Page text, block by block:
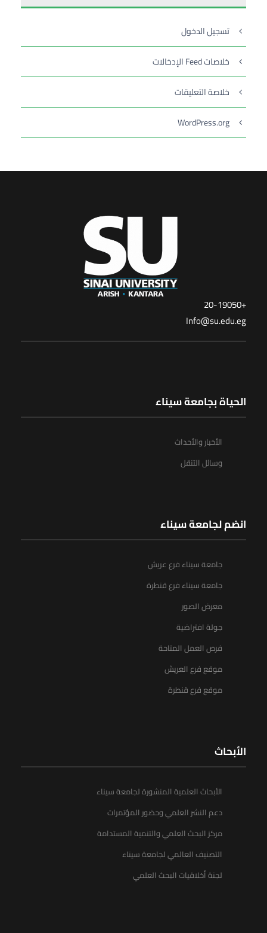
تسجيل الدخول
خلاصات Feed الإدخالات
خلاصة التعليقات
WordPress.org
+20-19050
Info@su.edu.eg
الحياة بجامعة سيناء
الأخبار والأحداث
وسائل التنقل
انضم لجامعة سيناء
جامعة سيناء فرع عريش
جامعة سيناء فرع قنطرة
معرض الصور
جولة افتراضية
فرص العمل المتاحة
موقع فرع العريش
موقع فرع قنطرة
الأبحاث
الأبحاث العلمية المنشورة لجامعة سيناء
دعم النشر العلمي وحضور المؤتمرات
مركز البحث العلمي والتنمية المستدامة
التصنيف العالمي لجامعة سيناء
لجنة أخلاقيات البحث العلمي